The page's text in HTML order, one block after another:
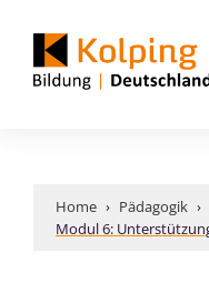
Home › Pädagogik ›
Modul 6: